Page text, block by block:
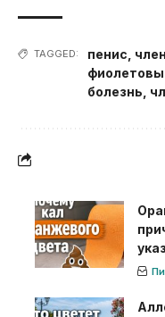
TAGGED: пенис, член
болезнь,